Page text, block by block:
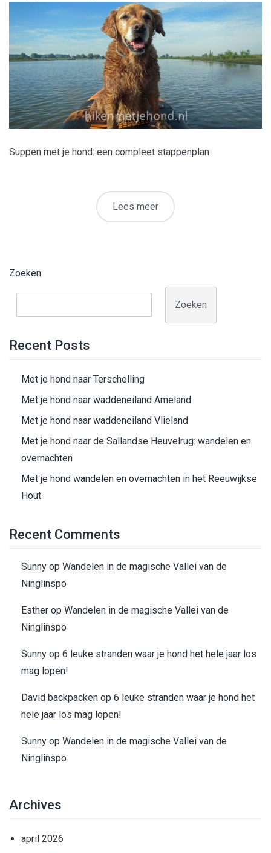
Suppen met je hond: een compleet stappenplan
Lees meer
Zoeken
Zoeken
Recent Posts
Met je hond naar Terschelling
Met je hond naar waddeneiland Ameland
Met je hond naar waddeneiland Vlieland
Met je hond naar de Sallandse Heuvelrug: wandelen en
overnachten
Met je hond wandelen en overnachten in het Reeuwijkse
Hout
Recent Comments
Sunny op Wandelen in de magische Vallei van de
Ninglinspo
Esther op Wandelen in de magische Vallei van de
Ninglinspo
Sunny op 6 leuke stranden waar je hond het hele jaar los
mag lopen!
David backpacken op 6 leuke stranden waar je hond het
hele jaar los mag lopen!
Sunny op Wandelen in de magische Vallei van de
Ninglinspo
Archives
april 2026